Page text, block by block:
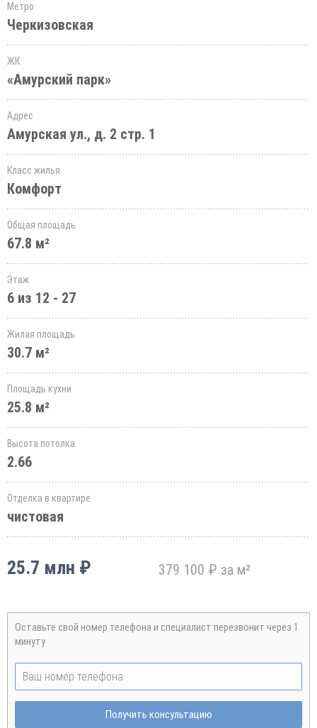
Метро
Черкизовская
ЖК
«Амурский парк»
Адрес
Амурская ул., д. 2 стр. 1
Класс жилья
Комфорт
Общая площадь
67.8 м²
Этаж
6 из 12 - 27
Жилая площадь
30.7 м²
Площадь кухни
25.8 м²
Высота потолка
2.66
Отделка в квартире
чистовая
25.7 млн ₽ 379 100 ₽ за м²
Оставьте свой номер телефона и специалист перезвонит через 1
минуту
Получить консультацию